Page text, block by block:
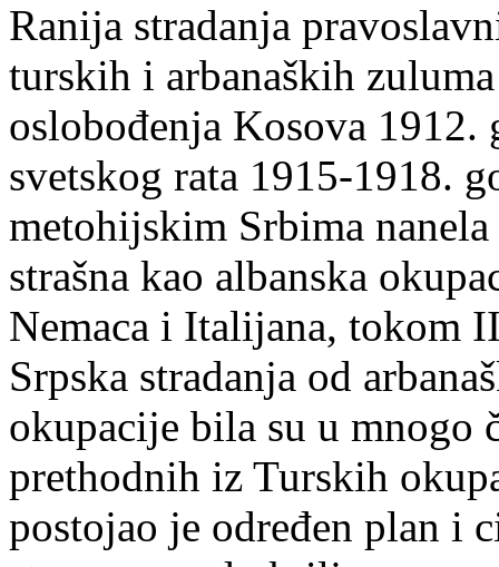
Ranija stradanja
turskih i arbanaških
oslobođenja Kosova
svetskog rata 1915-1918.
metohijskim Srbima
strašna kao albanska
Nemaca i Italijana, tokom
Srpska stradanja od
okupacije bila su u mnogo
prethodnih iz Turskih
postojao je određen plan i